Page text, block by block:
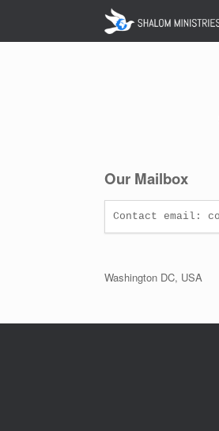
Our Mailbox
Contact email:
Washington DC, USA